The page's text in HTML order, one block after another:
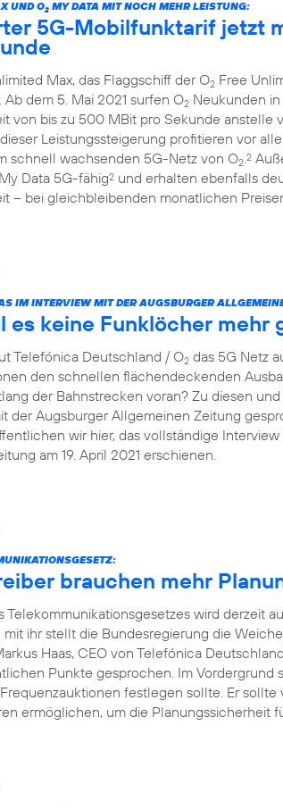
UND O2 MY DATA MIT NOCH MEHR LEISTUNG:
5G-Mobilfunktarif jetzt
Max, das Flaggschiff der O2 Free
dem 5. Mai 2021 surfen O2 Neukunden
von bis zu 500 MBit pro Sekunde anstelle
Leistungssteigerung profitieren vor
schnell wachsenden 5G-Netz von O2.2
My Data 5G-fähig2 und erhalten ebenfalls
– bei gleichbleibenden monatlichen
IM INTERVIEW MIT DER AUGSBURGER
es keine Funklöcher mehr
Telefónica Deutschland / O2 das 5G Netz
den schnellen flächendeckenden
der Bahnstrecken voran? Zu diesen
der Augsburger Allgemeinen Zeitung
wir hier, das vollständige
am 19. April 2021 erschienen.
brauchen mehr
Telekommunikationsgesetzes wird derzeit
ihr stellt die Bundesregierung die
Haas, CEO von Telefónica
Punkte gesprochen. Im Vordergrund
festlegen sollte. Er sollte
ermöglichen, um die Planungssicherheit